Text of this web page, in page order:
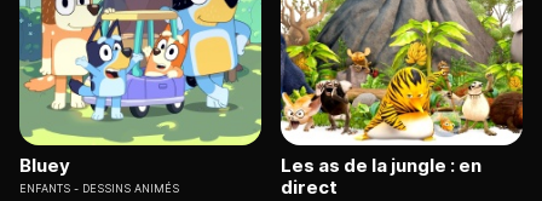
Bluey
ENFANTS DESSINS ANIMÉS
Les as de la jungle : en
direct